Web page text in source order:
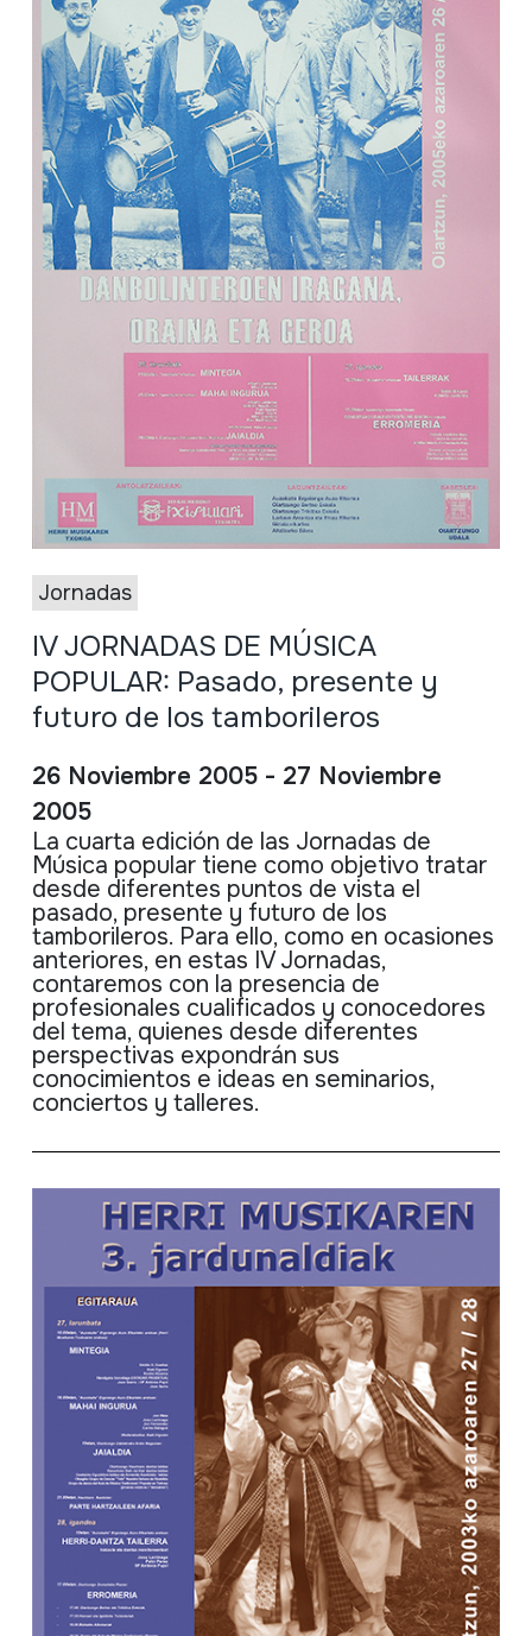
Jornadas
IV JORNADAS DE MÚSICA
POPULAR: Pasado, presente y
futuro de los tamborileros
26 Noviembre 2005 - 27 Noviembre
2005
La cuarta edición de las Jornadas de
Música popular tiene como objetivo tratar
desde diferentes puntos de vista el
pasado, presente y futuro de los
tamborileros. Para ello, como en ocasiones
anteriores, en estas IV Jornadas,
contaremos con la presencia de
profesionales cualificados y conocedores
del tema, quienes desde diferentes
perspectivas expondrán sus
conocimientos e ideas en seminarios,
conciertos y talleres.